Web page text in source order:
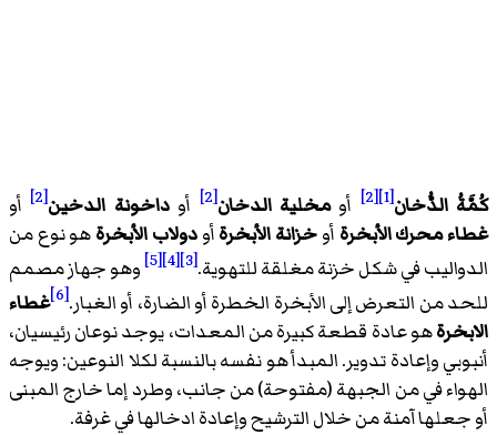
كُمَّةُ الدُّخان[1]
[2] أومخلية الدخان[2] أوداخونة الدخين[2]
أو
غطاء محرك الأبخرة أوخزانة الأبخرةأودولاب الأبخرةهو نوع من
الدواليب في شكل خزنة مغلقة للتهوية.[3]
[4]
[5]
وهو جهاز مصمم
للحد من التعرض إلى الأبخرة الخطرة أو الضارة، أو الغبار.[6]
غطاء
الابخرةهو عادة قطعة كبيرة من المعدات، يوجد نوعان رئيسيان،
أنبوبي وإعادة تدوير. المبدأ هو نفسه بالنسبة لكلا النوعين: ويوجه
الهواء في من الجبهة (مفتوحة) من جانب، وطرد إما خارج المبنى
أو جعلها آمنة من خلال الترشيح وإعادة ادخالها في غرفة.